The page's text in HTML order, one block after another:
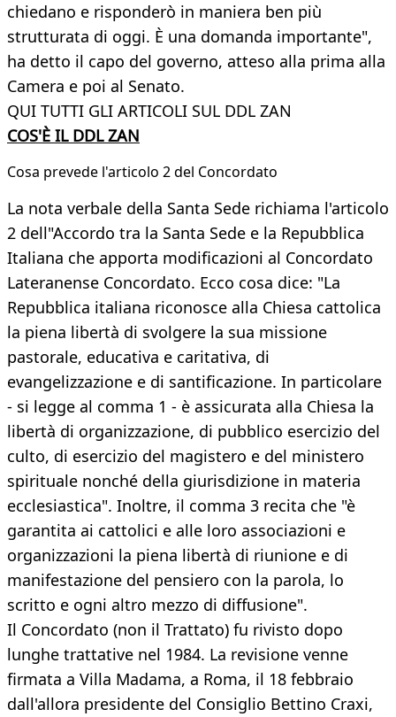
chiedano e risponderò in maniera ben più
strutturata di oggi. È una domanda importante",
ha detto il capo del governo, atteso alla prima alla
Camera e poi al Senato.
QUI TUTTI GLI ARTICOLI SUL DDL ZAN
COS'È IL DDL ZAN
Cosa prevede l'articolo 2 del Concordato
La nota verbale della Santa Sede richiama l'articolo
2 dell"Accordo tra la Santa Sede e la Repubblica
Italiana che apporta modificazioni al Concordato
Lateranense Concordato. Ecco cosa dice: "La
Repubblica italiana riconosce alla Chiesa cattolica
la piena libertà di svolgere la sua missione
pastorale, educativa e caritativa, di
evangelizzazione e di santificazione. In particolare
- si legge al comma 1 - è assicurata alla Chiesa la
libertà di organizzazione, di pubblico esercizio del
culto, di esercizio del magistero e del ministero
spirituale nonché della giurisdizione in materia
ecclesiastica". Inoltre, il comma 3 recita che "è
garantita ai cattolici e alle loro associazioni e
organizzazioni la piena libertà di riunione e di
manifestazione del pensiero con la parola, lo
scritto e ogni altro mezzo di diffusione".
Il Concordato (non il Trattato) fu rivisto dopo
lunghe trattative nel 1984. La revisione venne
firmata a Villa Madama, a Roma, il 18 febbraio
dall'allora presidente del Consiglio Bettino Craxi,